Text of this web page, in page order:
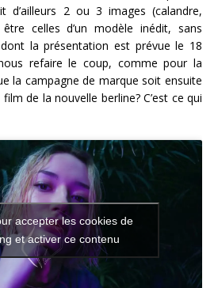
d’ailleurs 2 ou 3 images (calandre,
celles d’un modèle inédit, sans
la présentation est prévue le 18
refaire le coup, comme pour la
la campagne de marque soit ensuite
de la nouvelle berline? C’est ce qui
accepter les cookies de
et activer ce contenu